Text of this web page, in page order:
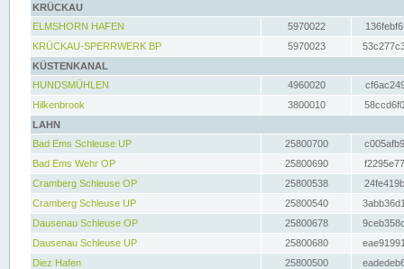
KRÜCKAU
ELMSHORN HAFEN
5970022
KRÜCKAU-SPERRWERK BP
5970023
KÜSTENKANAL
HUNDSMÜHLEN
4960020
Hilkenbrook
3800010
LAHN
Bad Ems Schleuse UP
25800700
Bad Ems Wehr OP
25800690
Cramberg Schleuse OP
25800538
Cramberg Schleuse UP
25800540
Dausenau Schleuse OP
25800678
Dausenau Schleuse UP
25800680
Diez Hafen
25800500